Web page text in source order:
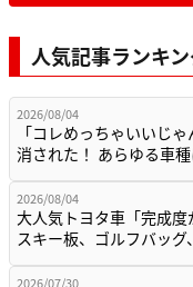
人気記事ランキ
2026/08/04
「コレめっちゃいいじ
消された！ あらゆる車
2026/08/04
大人気トヨタ車「完成度
スキー板、ゴルフバッ
2026/07/30